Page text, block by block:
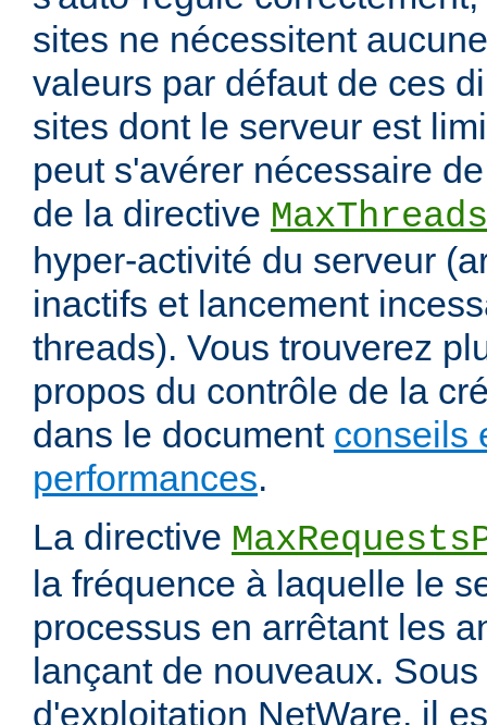
sites ne nécessitent
valeurs par défaut de ces
sites dont le serveur est
peut s'avérer nécessaire
de la directive MaxThreads
hyper-activité du serveur
inactifs et lancement
threads). Vous trouverez
propos du contrôle de la
dans le document conseils
performances.
La directive
la fréquence à laquelle le
processus en arrêtant les
lançant de nouveaux.
d'exploitation NetWare, il